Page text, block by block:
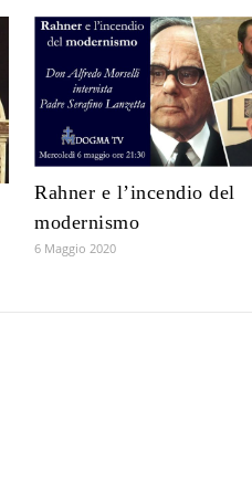
Rahner e l’incendio del
modernismo
6 Maggio 2020